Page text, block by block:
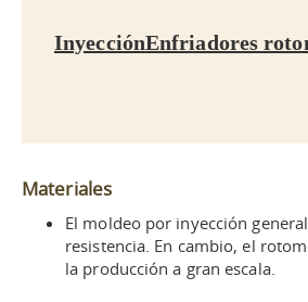
InyecciónEnfriadores
Materiales
El moldeo por inyección
resistencia. En cambio, el
la producción a gran escala.